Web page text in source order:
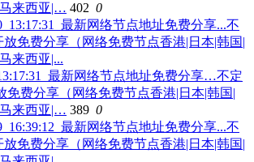
来西亚|… 402 0
最新网络节点地址免费分享…不定
费分享（网络免费节点香港|日本|韩国|
来西亚|… 389 0